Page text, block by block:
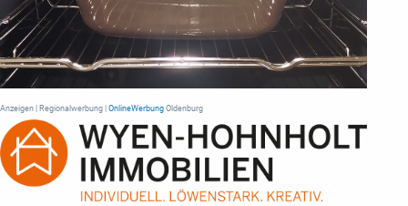
Anzeigen | Regionalwerbung | OnlineWerbung Oldenburg